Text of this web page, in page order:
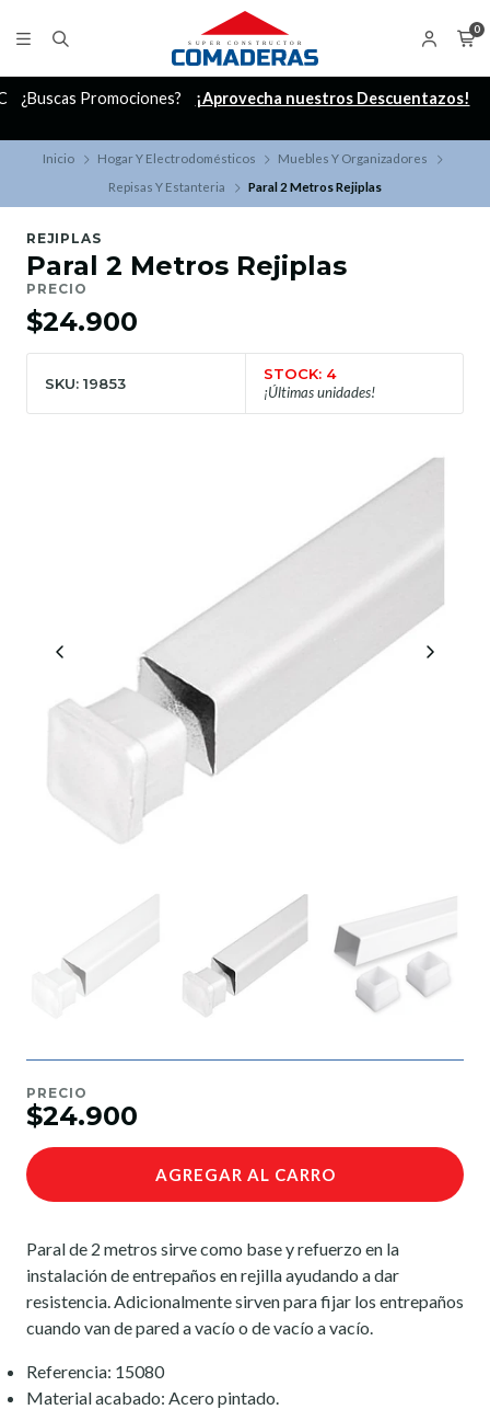
0
¿Buscas Promociones? ¡Aprovecha nuestros Descuentazos!
Inicio Hogar Y Electrodomésticos
Muebles Y Organizadores
Repisas Y Estanteria
Paral 2 Metros Rejiplas
REJIPLAS
Paral 2 Metros Rejiplas
PRECIO
$24.900
SKU: 19853
STOCK: 4
¡Últimas unidades!
PRECIO
$24.900
AGREGAR AL CARRO
Paral de 2 metros sirve como base y refuerzo en la
instalación de entrepaños en rejilla ayudando a dar
resistencia. Adicionalmente sirven para fijar los entrepaños
cuando van de pared a vacío o de vacío a vacío.
Referencia: 15080
Material acabado: Acero pintado.